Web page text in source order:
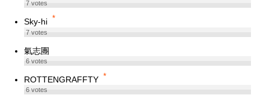
7votes
Sky-hi *
7votes
氣志團
6votes
ROTTENGRAFFTY *
6votes